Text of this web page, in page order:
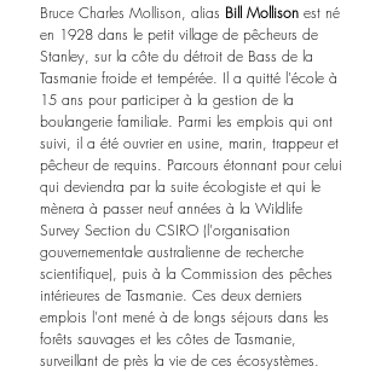
Bruce Charles Mollison, alias Bill Mollison est né
en 1928 dans le petit village de pêcheurs de
Stanley, sur la côte du détroit de Bass de la
Tasmanie froide et tempérée. Il a quitté l'école à
15 ans pour participer à la gestion de la
boulangerie familiale. Parmi les emplois qui ont
suivi, il a été ouvrier en usine, marin, trappeur et
pêcheur de requins. Parcours étonnant pour celui
qui deviendra par la suite écologiste et qui le
mènera à passer neuf années à la Wildlife
Survey Section du CSIRO (l'organisation
gouvernementale australienne de recherche
scientifique), puis à la Commission des pêches
intérieures de Tasmanie. Ces deux derniers
emplois l'ont mené à de longs séjours dans les
forêts sauvages et les côtes de Tasmanie,
surveillant de près la vie de ces écosystèmes.